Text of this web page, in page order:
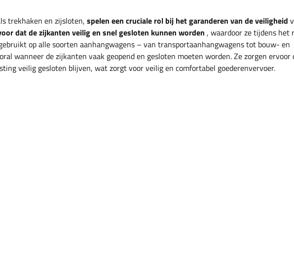
trekhaken en zijsloten, spelen een cruciale rol bij het garanderen van de veiligheid
dat de zijkanten veilig en snel gesloten kunnen worden , waardoor ze tijdens het
op alle soorten aanhangwagens – van transportaanhangwagens tot bouw- en
wanneer de zijkanten vaak geopend en gesloten moeten worden. Ze zorgen ervoor
veilig gesloten blijven, wat zorgt voor veilig en comfortabel goederenvervoer.